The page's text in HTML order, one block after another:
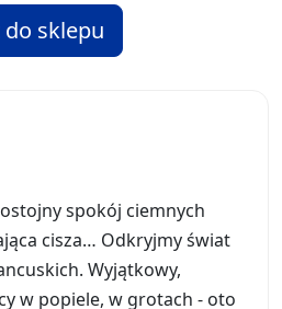
do sklepu
spokój ciemnych
cisza… Odkryjmy świat
Wyjątkowy,
w popiele, w grotach - oto